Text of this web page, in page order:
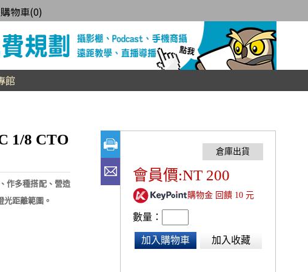
購物車(0)
館
1/8 CTO
作多種搭配、營造
距離範圍。
會員價:NT 200
購物金 回饋 10 元
數量：
加入購物車 加入收藏